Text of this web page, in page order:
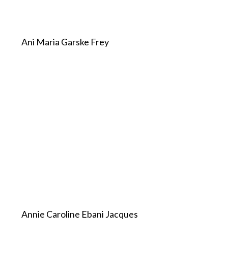
Ani Maria Garske Frey
Annie Caroline Ebani Jacques